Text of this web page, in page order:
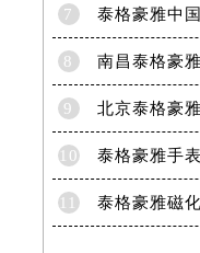
）
7
8
9
10
11